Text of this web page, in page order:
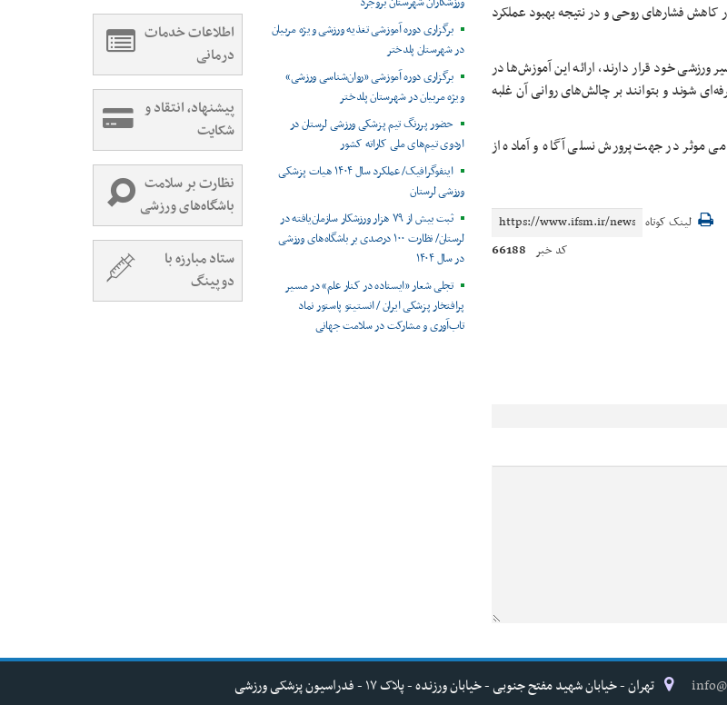
کاهش فشارهای روحی و در نتیجه بهبود عملکرد
خود قرار دارند، ارائه این آموزش‌ها در
شوند و بتوانند بر چالش‌های روانی آن غلبه
موثر در جهت پرورش نسلی آگاه و آماده از
لینک کوتاه
کد خبر 66188
برگزاری دوره آموزشی تغذیه ورزشی ویژه مربیان
در شهرستان پلدختر
برگزاری دوره آموزشی «روان‌شناسی ورزشی»
ویژه مربیان در شهرستان پلدختر
حضور پررنگ تیم پزشکی ورزشی لرستان در
اردوی تیم‌های ملی کاراته کشور
اینفوگرافیک/ عملکرد سال ۱۴۰۴ هیات پزشکی
ورزشی لرستان
ثبت بیش از ۷۹ هزار ورزشکار سازمان‌یافته در
لرستان/ نظارت ۱۰۰ درصدی بر باشگاه‌های ورزشی
در سال ۱۴۰۴
تجلی شعار «ایستاده در کنار علم» در مسیر
پرافتخار پزشکی ایران / انستیتو پاستور نماد
تاب‌آوری و مشارکت در سلامت جهانی
اطلاعات خدمات
درمانی
پیشنهاد، انتقاد و
شکایت
نظارت بر سلامت
باشگاه‌های ورزشی
ستاد مبارزه با
دوپینگ
تهران - خیابان شهید مفتح جنوبی - خیابان ورزنده - پلاک ۱۷ - فدراسیون پزشکی ورزشی